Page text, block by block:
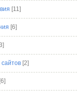
[11]
[6]
[2]